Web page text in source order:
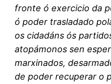
fronte ó exercicio da
ó poder trasladado
os cidadáns ós
atopámonos sen
marxinados,
de poder recuperar o